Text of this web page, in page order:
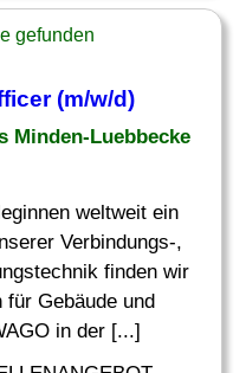
gefunden
(m/w/d)
Minden-Luebbecke
weltweit ein
Verbindungs-,
finden wir
Gebäude und
in der [...]